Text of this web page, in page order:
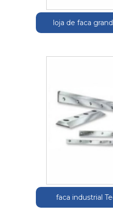
loja de faca
faca industrial